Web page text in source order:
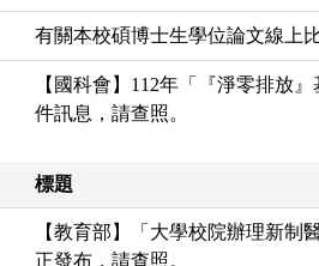
有關本校碩博士生學位論文線上
【國科會】112年「『淨零排放
件訊息，請查照。
標題
【教育部】「大學校院辦理新制
正發布，請查照。